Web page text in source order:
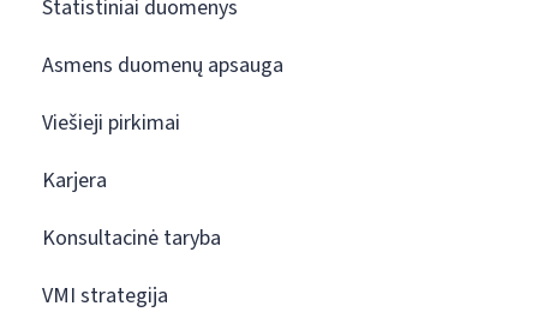
Statistiniai duomenys
Asmens duomenų apsauga
Viešieji pirkimai
Karjera
Konsultacinė taryba
VMI strategija